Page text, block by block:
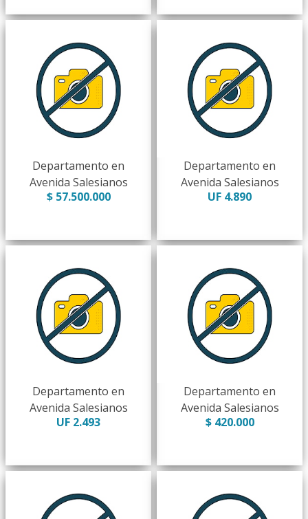
Departamento en
Avenida Salesianos
$ 57.500.000
Departamento en
Avenida Salesianos
UF 4.890
Departamento en
Avenida Salesianos
UF 2.493
Departamento en
Avenida Salesianos
$ 420.000